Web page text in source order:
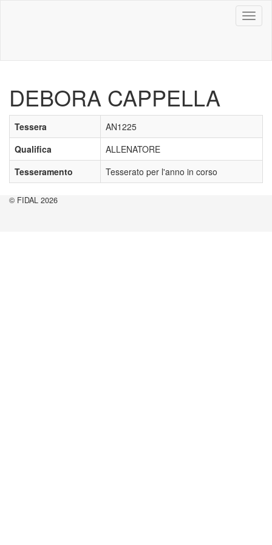
DEBORA CAPPELLA
Tessera
AN1225
Qualifica
ALLENATORE
Tesseramento
Tesserato per l'anno in corso
© FIDAL 2026